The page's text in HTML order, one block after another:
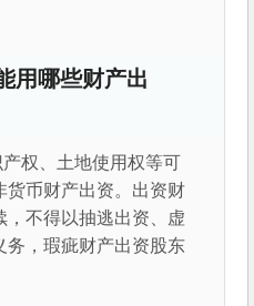
用哪些财产出
权、土地使用权等可
货币财产出资。出资财
，不得以抽逃出资、虚
务，瑕疵财产出资股东